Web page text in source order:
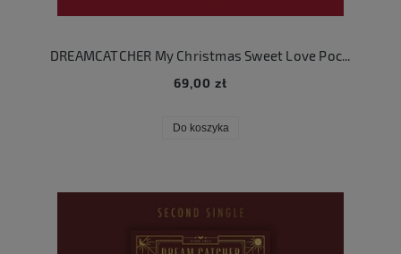
DREAMCATCHER My Christmas Sweet Love Pocaalbum
69,00 zł
Do koszyka